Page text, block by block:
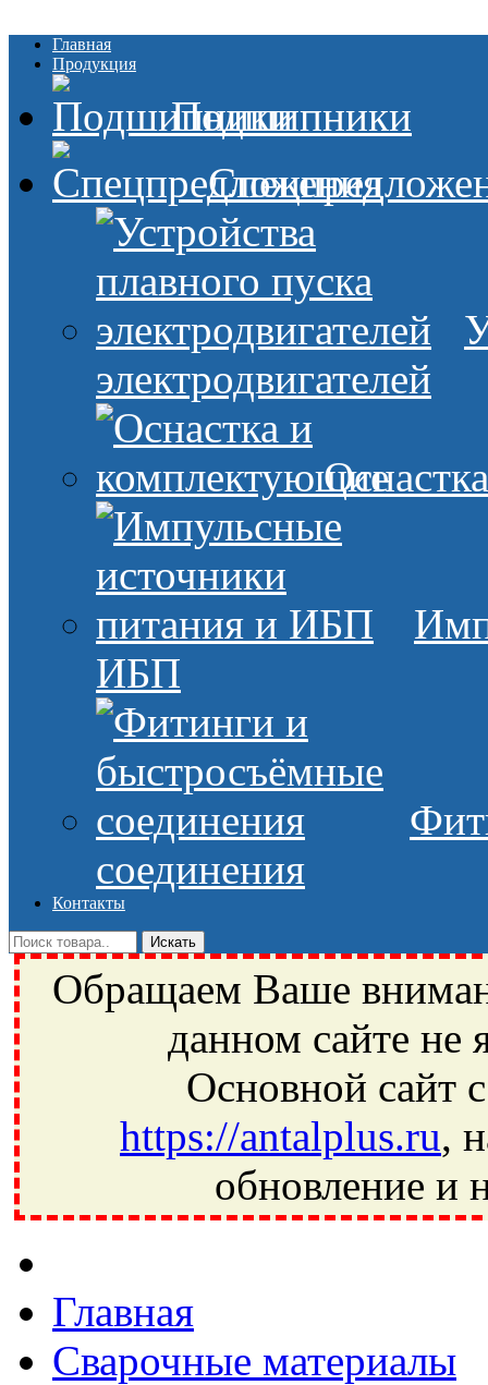
Главная
Продукция
Подшипники
электродвигателей
ИБП
соединения
Контакты
Обращаем Ваше
данном сайте не
Основной сайт
https://antalplus.ru,
обновление и
Ивантеевка, подшипники, пневматика, метизы, техника,
Главная
Сварочные материалы